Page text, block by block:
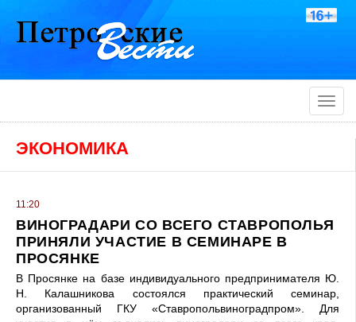
Toggle
ЭКОНОМИКА
11:20
ВИНОГРАДАРИ СО ВСЕГО СТАВРОПОЛЬЯ
ПРИНЯЛИ УЧАСТИЕ В СЕМИНАРЕ В
ПРОСЯНКЕ
В Просянке на базе индивидуального предпринимателя Ю.
Н. Калашникова состоялся практический семинар,
организованный ГКУ «Ставропольвиноградпром». Для